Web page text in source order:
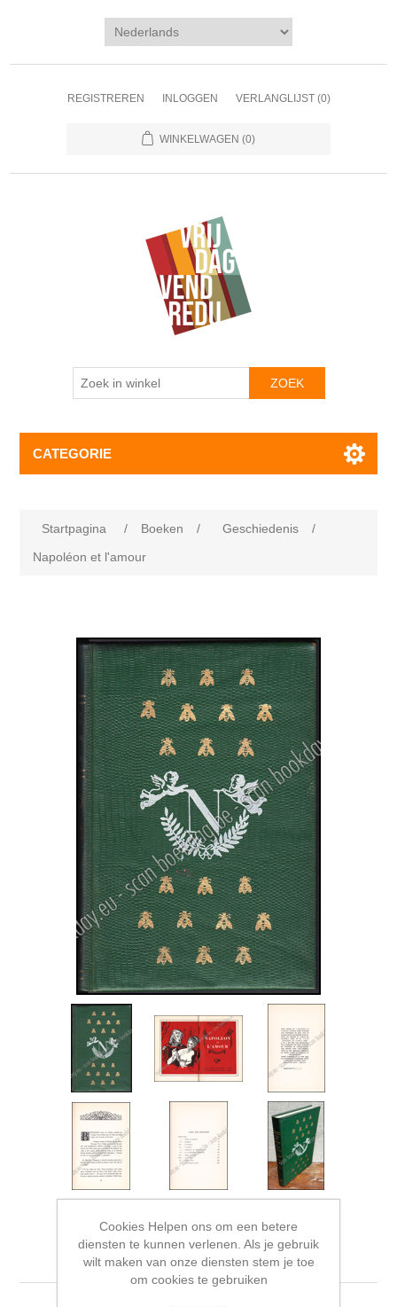
REGISTREREN INLOGGEN VERLANGLIJST (0)
WINKELWAGEN (0)
CATEGORIE
Startpagina / Boeken / Geschiedenis
/
Napoléon et l'amour
Napoléon et l'amour
Cookies Helpen ons om een betere
diensten te kunnen verlenen. Als je gebruik
wilt maken van onze diensten stem je toe
om cookies te gebruiken